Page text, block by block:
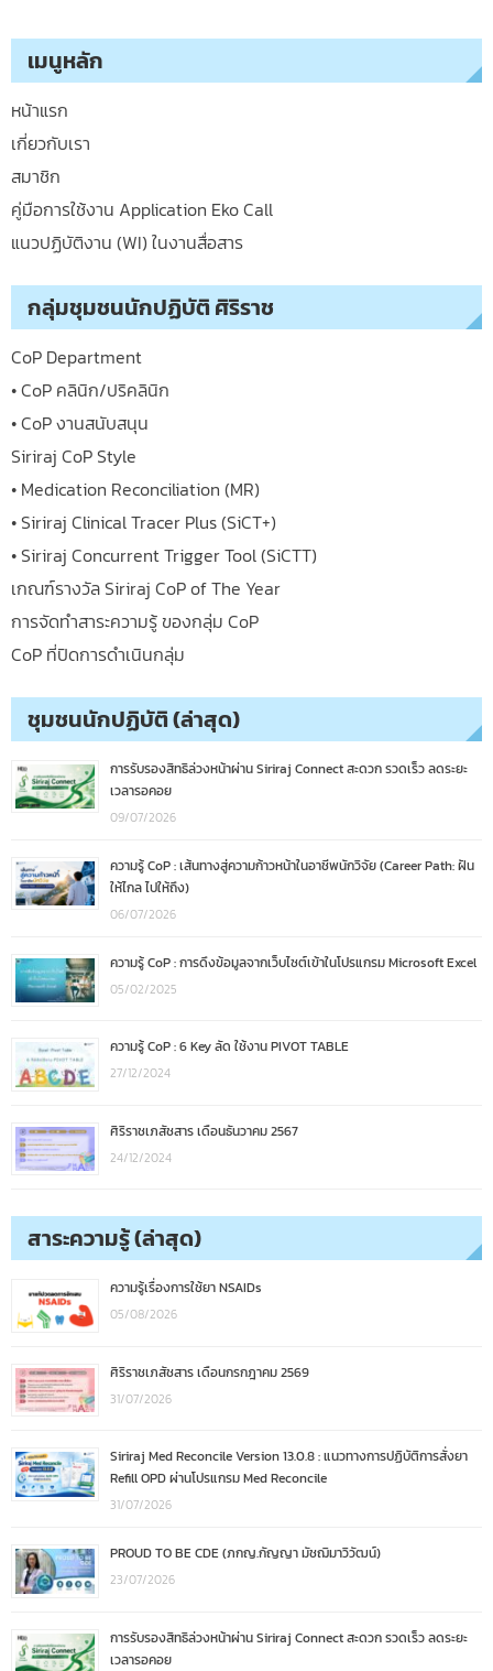
เมนูหลัก
หน้าแรก
เกี่ยวกับเรา
สมาชิก
คู่มือการใช้งาน Application Eko Call
แนวปฏิบัติงาน (WI) ในงานสื่อสาร
กลุ่มชุมชนนักปฏิบัติ ศิริราช
CoP Department
• CoP คลินิก/ปริคลินิก
• CoP งานสนับสนุน
Siriraj CoP Style
• Medication Reconciliation (MR)
• Siriraj Clinical Tracer Plus (SiCT+)
• Siriraj Concurrent Trigger Tool (SiCTT)
เกณฑ์รางวัล Siriraj CoP of The Year
การจัดทำสาระความรู้ ของกลุ่ม CoP
CoP ที่ปิดการดำเนินกลุ่ม
ชุมชนนักปฏิบัติ (ล่าสุด)
การรับรองสิทธิล่วงหน้าผ่าน Siriraj Connect สะดวก รวดเร็ว ลดระยะ
เวลารอคอย
09/07/2026
ความรู้ CoP : เส้นทางสู่ความก้าวหน้าในอาชีพนักวิจัย (Career Path: ฝัน
ให้ไกล ไปให้ถึง)
06/07/2026
ความรู้ CoP : การดึงข้อมูลจากเว็บไซต์เข้าในโปรแกรม Microsoft Excel
05/02/2025
ความรู้ CoP : 6 Key ลัด ใช้งาน PIVOT TABLE
27/12/2024
ศิริราชเภสัชสาร เดือนธันวาคม 2567
24/12/2024
สาระความรู้ (ล่าสุด)
ความรู้เรื่องการใช้ยา NSAIDs
05/08/2026
ศิริราชเภสัชสาร เดือนกรกฎาคม 2569
31/07/2026
Siriraj Med Reconcile Version 13.0.8 : แนวทางการปฏิบัติการสั่งยา
Refill OPD ผ่านโปรแกรม Med Reconcile
31/07/2026
PROUD TO BE CDE (ภกญ.กัญญา มัชฌิมาวิวัฒน์)
23/07/2026
การรับรองสิทธิล่วงหน้าผ่าน Siriraj Connect สะดวก รวดเร็ว ลดระยะ
เวลารอคอย